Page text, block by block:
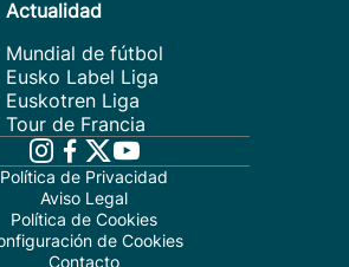
Actualidad
Mundial de fútbol
Eusko Label Liga
Euskotren Liga
Tour de Francia
Política de Privacidad
Aviso Legal
Política de Cookies
de Cookies
Contacto